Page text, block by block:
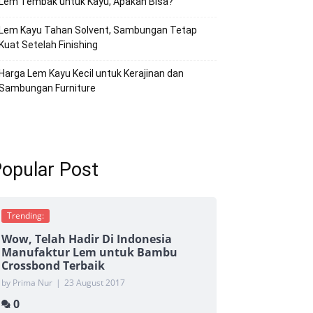
Kayu Tahan Solvent, Sambungan Tetap
Setelah Finishing
Lem Kayu Kecil untuk Kerajinan dan
Furniture
Post
Trending:
Wow, Telah Hadir Di Indonesia
Manufaktur Lem untuk Bambu
Crossbond Terbaik
by Prima Nur | 23 August 2017
0